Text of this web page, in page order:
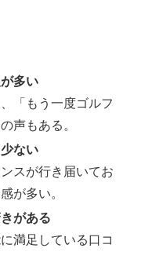
多い
「もう一度ゴルフ
声もある。
ない
スが行き届いてお
が多い。
がある
満足している口コ